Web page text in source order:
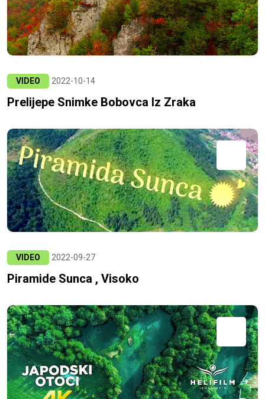
VIDEO 2022-10-14
Prelijepe Snimke Bobovca Iz Zraka
VIDEO 2022-09-27
Piramide Sunca , Visoko